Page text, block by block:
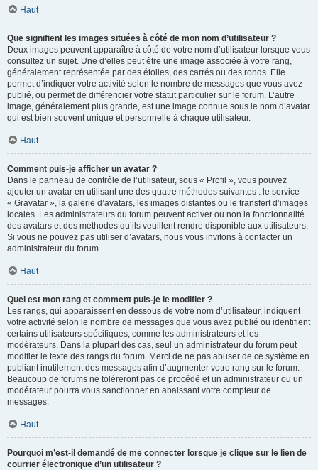
Haut
Que signifient les images situées à côté de mon nom d’utilisateur ?
Deux images peuvent apparaître à côté de votre nom d’utilisateur lorsque vous
consultez un sujet. Une d’elles peut être une image associée à votre rang,
généralement représentée par des étoiles, des carrés ou des ronds. Elle
permet d’indiquer votre activité selon le nombre de messages que vous avez
publié, ou permet de différencier votre statut particulier sur le forum. L’autre
image, généralement plus grande, est une image connue sous le nom d’avatar
qui est bien souvent unique et personnelle à chaque utilisateur.
Haut
Comment puis-je afficher un avatar ?
Dans le panneau de contrôle de l’utilisateur, sous « Profil », vous pouvez
ajouter un avatar en utilisant une des quatre méthodes suivantes : le service
« Gravatar », la galerie d’avatars, les images distantes ou le transfert d’images
locales. Les administrateurs du forum peuvent activer ou non la fonctionnalité
des avatars et des méthodes qu’ils veuillent rendre disponible aux utilisateurs.
Si vous ne pouvez pas utiliser d’avatars, nous vous invitons à contacter un
administrateur du forum.
Haut
Quel est mon rang et comment puis-je le modifier ?
Les rangs, qui apparaissent en dessous de votre nom d’utilisateur, indiquent
votre activité selon le nombre de messages que vous avez publié ou identifient
certains utilisateurs spécifiques, comme les administrateurs et les
modérateurs. Dans la plupart des cas, seul un administrateur du forum peut
modifier le texte des rangs du forum. Merci de ne pas abuser de ce système en
publiant inutilement des messages afin d’augmenter votre rang sur le forum.
Beaucoup de forums ne toléreront pas ce procédé et un administrateur ou un
modérateur pourra vous sanctionner en abaissant votre compteur de
messages.
Haut
Pourquoi m’est-il demandé de me connecter lorsque je clique sur le lien de
courrier électronique d’un utilisateur ?